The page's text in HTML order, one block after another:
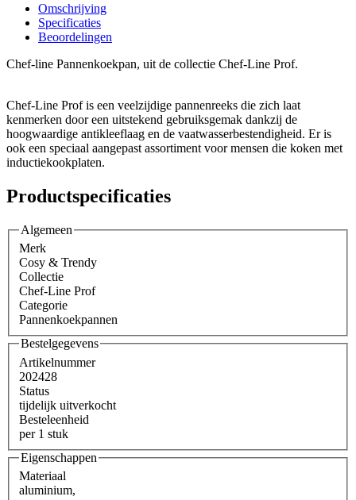
Omschrijving
Specificaties
Beoordelingen
Chef-line Pannenkoekpan, uit de collectie Chef-Line Prof.
Chef-Line Prof is een veelzijdige pannenreeks die zich laat
kenmerken door een uitstekend gebruiksgemak dankzij de
hoogwaardige antikleeflaag en de vaatwasserbestendigheid. Er is
ook een speciaal aangepast assortiment voor mensen die koken met
inductiekookplaten.
Productspecificaties
Algemeen
Merk
Cosy & Trendy
Collectie
Chef-Line Prof
Categorie
Pannenkoekpannen
Bestelgegevens
Artikelnummer
202428
Status
tijdelijk uitverkocht
Besteleenheid
per 1 stuk
Eigenschappen
Materiaal
aluminium,